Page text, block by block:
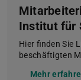
Institut für
Hier finden Sie
beschäftigten
Mehr